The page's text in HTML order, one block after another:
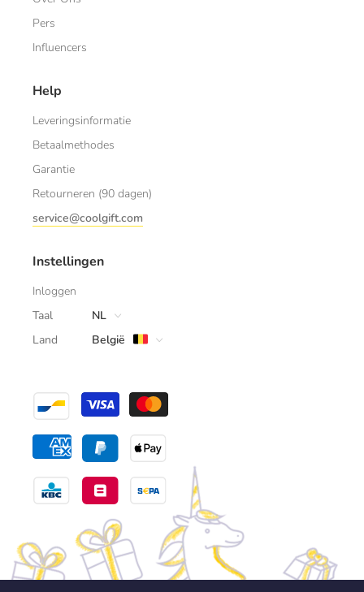
Pers
Influencers
Help
Leveringsinformatie
Betaalmethodes
Garantie
Retourneren (90 dagen)
service@coolgift.com
Instellingen
Inloggen
Taal
NL
Land
België